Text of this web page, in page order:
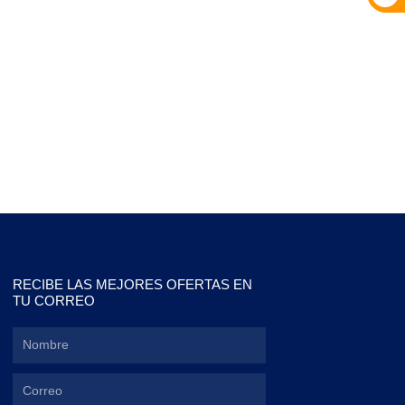
RECIBE LAS MEJORES OFERTAS EN
TU CORREO